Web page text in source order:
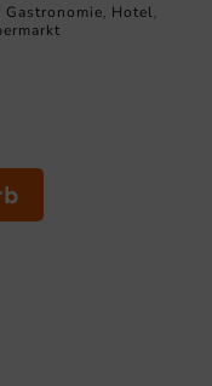
Gastronomie Hotel